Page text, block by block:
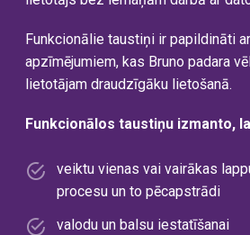
Funkcionālie taustiņi ir papildināti
apzīmējumiem, kas Bruno padara
lietotājam draudzīgāku lietošanā.
Funkcionālos taustiņu izmanto,
veiktu vienas vai vairākas
procesu un to pēcapstrādi
valodu un balsu iestatīšanai